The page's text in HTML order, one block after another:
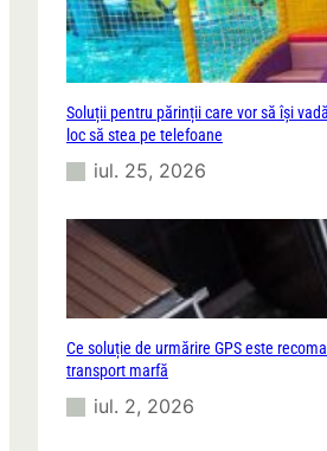
Soluții pentru părinții care vor să își
loc să stea pe telefoane
iul. 25, 2026
Ce soluție de urmărire GPS este
transport marfă
iul. 2, 2026